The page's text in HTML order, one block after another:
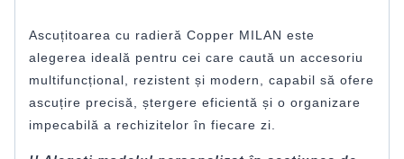
Ascuțitoarea cu radieră Copper MILAN este
alegerea ideală pentru cei care caută un accesoriu
multifuncțional, rezistent și modern, capabil să ofere
ascuțire precisă, ștergere eficientă și o organizare
impecabilă a rechizitelor în fiecare zi.